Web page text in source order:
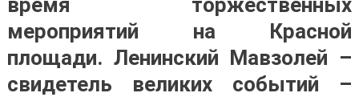
мероприятий на Красной
площади. Ленинский Мавзолей –
свидетель великих событий –